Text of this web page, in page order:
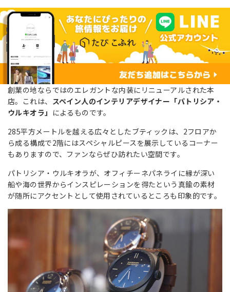
創業の地ならではのエレガントな内装にリニューアルされた本
店。これは、 スペイン人のインテリアデザイナー「パトリシア・
ウルキオラ」 によるものです。
285平方メートルを越える広々としたブティックは、2フロアか
ら成る構成で2階にはスペシャルピースを展示しているコーナー
もありますので、ファンならぜひ訪れたい空間です。
パトリシア・ウルキオラが、オフィチーネパネライに縁が深い
船や海の世界からインスピレーションを得たという真鍮の素材
が随所にアクセントとして使用されているところも印象的です。